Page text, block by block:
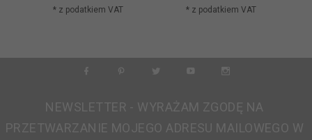
* z podatkiem VAT * z podatkiem VAT
NEWSLETTER - WYRAŻAM ZGODĘ NA
PRZETWARZANIE MOJEGO ADRESU MAILOWEGO W